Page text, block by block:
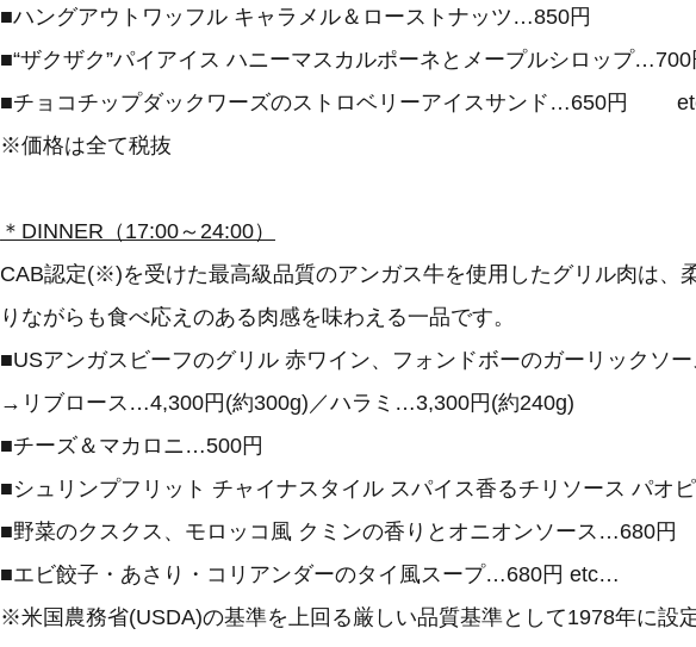
■ハングアウトワッフル キャラメル＆ローストナッツ…850円
■“ザクザク”パイアイス ハニーマスカルポーネとメープルシロップ…700
■チョコチップダックワーズのストロベリーアイスサンド…650円
※価格は全て税抜
＊DINNER（17:00～24:00）
CAB認定(※)を受けた最高級品質のアンガス牛を使用したグリル肉は、
りながらも食べ応えのある肉感を味わえる一品です。
■USアンガスビーフのグリル 赤ワイン、フォンドボーのガーリックソ
→リブロース…4,300円(約300g)／ハラミ…3,300円(約240g)
■チーズ＆マカロニ…500円
■シュリンプフリット チャイナスタイル スパイス香るチリソース パオ
■野菜のクスクス、モロッコ風 クミンの香りとオニオンソース…680円
■エビ餃子・あさり・コリアンダーのタイ風スープ…680円 etc…
※米国農務省(USDA)の基準を上回る厳しい品質基準として1978年に設